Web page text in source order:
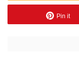
Pin it